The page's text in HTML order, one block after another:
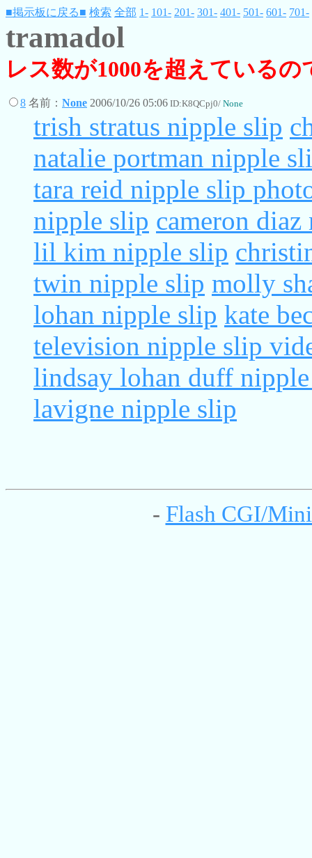
■掲示板に戻る■ 検索 全部 1- 101- 201- 301- 401- 501- 601- 701-
tramadol
レス数が1000を超えている
8 名前： None 2006/10/26 05:06 ID:K8QCpj0/ None
trish stratus nipple slip
natalie portman nipple
tara reid nipple slip
nipple slip cameron
lil kim nipple slip
twin nipple slip molly
lohan nipple slip kate
television nipple slip
lindsay lohan duff
lavigne nipple slip
- Flash CGI/